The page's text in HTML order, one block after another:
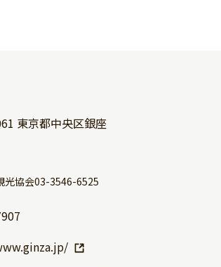
東京都中央区銀座
光協会03-3546-6525